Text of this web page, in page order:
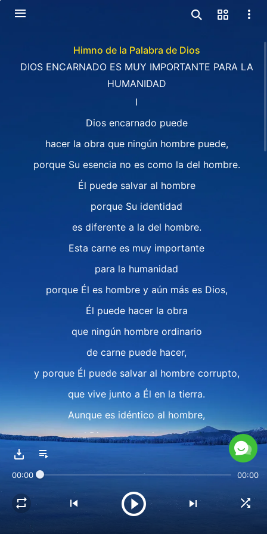
Himno de la Palabra de Dios
DIOS ENCARNADO ES MUY IMPORTANTE PARA LA
HUMANIDAD
I
Dios encarnado puede
hacer la obra que ningún hombre puede,
porque Su esencia no es como la del hombre.
Él puede salvar al hombre
porque Su identidad
es diferente a la del hombre.
Esta carne es muy importante
para la humanidad
porque Él es hombre y aún más es Dios,
Él puede hacer la obra
que ningún hombre ordinario
de carne puede hacer,
y porque Él puede salvar al hombre corrupto,
que vive junto a Él en la tierra.
Aunque es idéntico al hombre,
el Dios encarnado es más
que cualquier persona de valor,
porque Él puede hacer la obra
que no puede ser hecha
00:00 00:00